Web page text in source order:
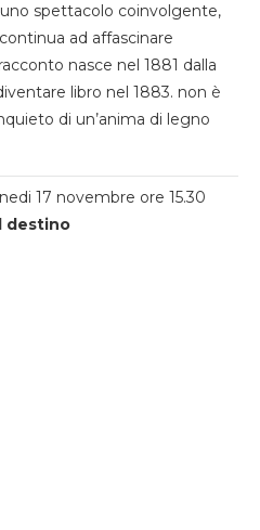
uno spettacolo coinvolgente,
ad affascinare
nasce nel 1881 dalla
libro nel 1883. non è
di un’anima di legno
17 novembre ore 15.30
destino